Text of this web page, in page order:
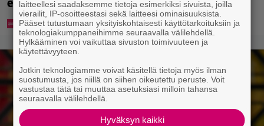
laitteellesi saadaksemme tietoja esimerkiksi sivuista, joilla
vierailit, IP-osoitteestasi sekä laitteesi ominaisuuksista.
Pääset tutustumaan yksityiskohtaisesti käyttötarkoituksiin ja
teknologiakumppaneihimme seuraavalla välilehdellä.
Hylkääminen voi vaikuttaa sivuston toimivuuteen ja
käytettävyyteen.
Jotkin teknologiamme voivat käsitellä tietoja myös ilman
suostumusta, jos niillä on siihen oikeutettu peruste. Voit
vastustaa tätä tai muuttaa asetuksiasi milloin tahansa
seuraavalla välilehdellä.
Hyväksyn kaikki